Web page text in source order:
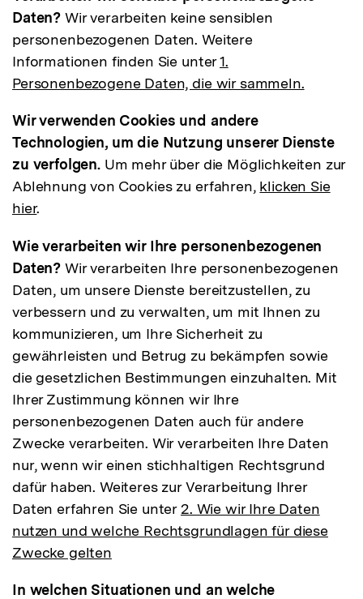
Daten? Wir verarbeiten keine sensiblen
personenbezogenen Daten. Weitere
Informationen finden Sie unter1.
Personenbezogene Daten, die wir sammeln.
Wir verwenden Cookies und andere
Technologien, um die Nutzung unserer Dienste
zu verfolgen. Um mehr über die Möglichkeiten zur
Ablehnung von Cookies zu erfahren, klicken Sie
hier.
Wie verarbeiten wir Ihre personenbezogenen
Daten? Wir verarbeiten Ihre personenbezogenen
Daten, um unsere Dienste bereitzustellen, zu
verbessern und zu verwalten, um mit Ihnen zu
kommunizieren, um Ihre Sicherheit zu
gewährleisten und Betrug zu bekämpfen sowie
die gesetzlichen Bestimmungen einzuhalten. Mit
Ihrer Zustimmung können wir Ihre
personenbezogenen Daten auch für andere
Zwecke verarbeiten. Wir verarbeiten Ihre Daten
nur, wenn wir einen stichhaltigen Rechtsgrund
dafür haben. Weiteres zur Verarbeitung Ihrer
Daten erfahren Sie unter 2. Wie wir Ihre Daten
nutzen und welche Rechtsgrundlagen für diese
Zwecke gelten
In welchen Situationen und an welche